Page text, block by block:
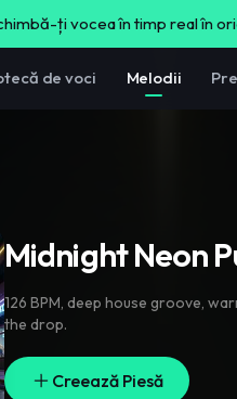
ți vocea în timp real în
de voci Melodii
Midnight Neon
126 BPM, deep house groove,
the drop.
Creează Piesă